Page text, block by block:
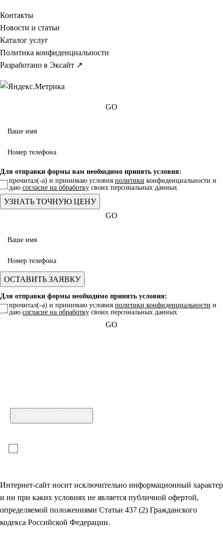
Контакты
Новости и статьи
Каталог услуг
Политика конфиденциальности
Разработано в Эксайт ↗
GO
Для отправки формы вам необходимо принять условия:
прочитал(-а) и принимаю условия политики конфиденциальности и
даю согласие на обработку своих персональных данных
GO
Для отправки формы необходимо принять условия:
прочитал(-а) и принимаю условия политики конфиденциальности и
даю согласие на обработку своих персональных данных
GO
Интернет-сайт носит исключительно информационный характер
и ни при каких условиях не является публичной офертой,
определяемой положениями Статьи 437 (2) Гражданского
кодекса Российской Федерации.